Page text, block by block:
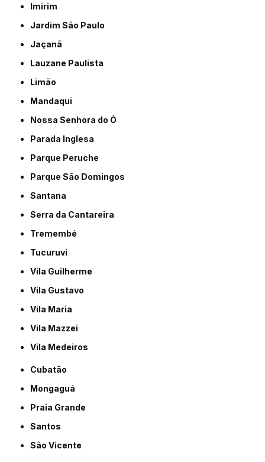
Imirim
Jardim São Paulo
Jaçanã
Lauzane Paulista
Limão
Mandaqui
Nossa Senhora do Ó
Parada Inglesa
Parque Peruche
Parque São Domingos
Santana
Serra da Cantareira
Tremembé
Tucuruvi
Vila Guilherme
Vila Gustavo
Vila Maria
Vila Mazzei
Vila Medeiros
Cubatão
Mongaguá
Praia Grande
Santos
São Vicente